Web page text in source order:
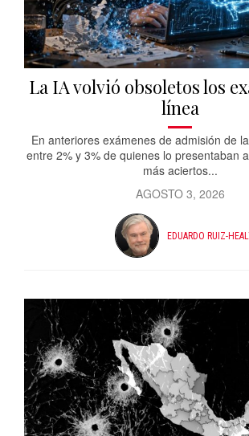
La IA volvió obsoletos los
línea
En anteriores exámenes de admisión de
entre 2% y 3% de quienes lo presentaban
más aciertos...
AGOSTO 3, 2026
EDUARDO RUIZ-